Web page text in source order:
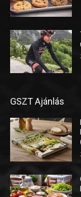
GSZT Ajánlás